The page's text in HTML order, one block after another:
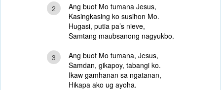
2
Ang buot Mo tumana Jesus,
Kasingkasing ko susihon Mo.
Hugasi, putia pa’s nieve,
Samtang maubsanong nagyukbo.
3
Ang buot Mo tumana, Jesus,
Samdan, gikapoy, tabangi ko.
Ikaw gamhanan sa ngatanan,
Hikapa ako ug ayoha.